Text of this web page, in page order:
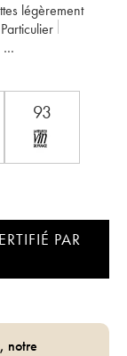
légèrement
particulier
93
PAR
notre